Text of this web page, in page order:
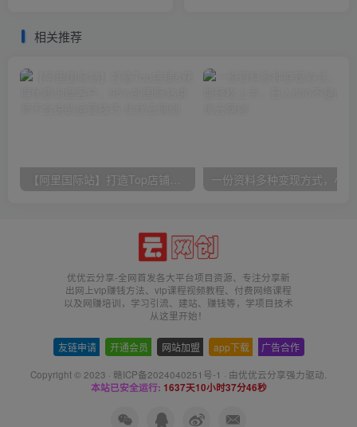
相关推荐
优优云分享-全网首发各大平台项目资源、专注分享新
出网上vip赚钱方法、vip课程视频教程、付费网络课程
以及网赚培训，学习引流、建站、赚钱等，学项目技术
从这里开始！
友链申请 开通会员 网站加盟 app下载 广告合作
Copyright © 2023 · 赣ICP备2024040251号-1 · 由优优云分享强力驱动.
本站已安全运行: 1637天10小时37分46秒